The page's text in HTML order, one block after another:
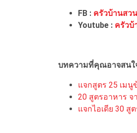
FB : ครัวบ้านสว
Youtube : ครัวบ้
บทความที่คุณอาจสนใ
แจกสูตร 25 เมนู
20 สูตรอาหาร จ
แจกไอเดีย 30 สู